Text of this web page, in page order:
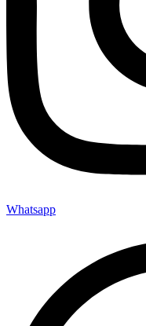
Whatsapp